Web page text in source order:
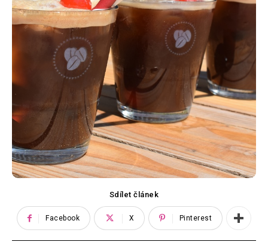
Sdílet článek
Facebook X Pinterest